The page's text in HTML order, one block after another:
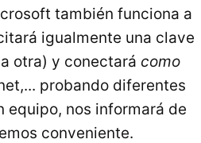
también funciona a
igualmente una clave
otra) y conectará como
probando diferentes
equipo, nos informará de
conveniente.